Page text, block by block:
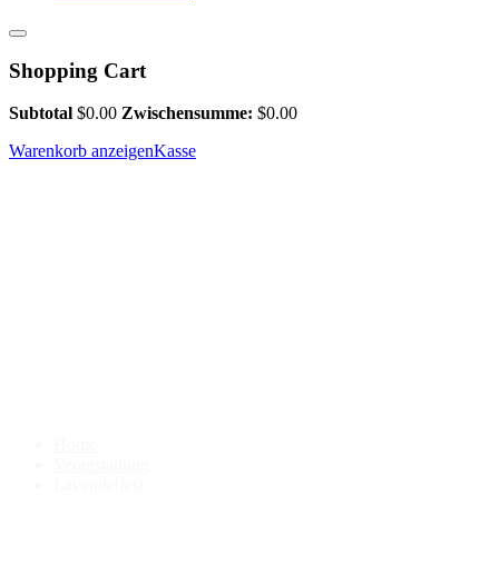
Shopping Cart
Subtotal $0.00 Zwischensumme: $0.00
Warenkorb anzeigenKasse